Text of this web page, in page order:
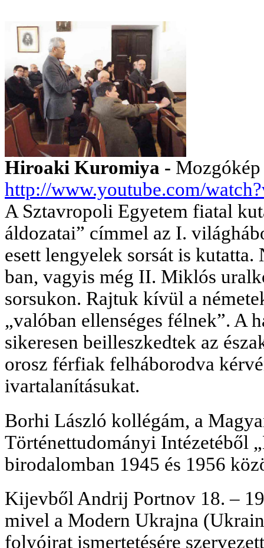
Hiroaki Kuromiya -
http://www.youtube.com/
A Sztavropoli Egyetem fiatal
áldozatai” címmel az I.
esett lengyelek sorsát is
ban, vagyis még II. Miklós
sorsukon. Rajtuk kívül a
„valóban ellenséges félnek”. A
sikeresen beilleszkedtek az
orosz férfiak felháborodva
ivartalanításukat.
Borhi László kollégám, a
Történettudományi Intézetéből
birodalomban 1945 és 1956
Kijevből Andrij Portnov 18. –
mivel a Modern Ukrajna
folyóirat ismertetésére